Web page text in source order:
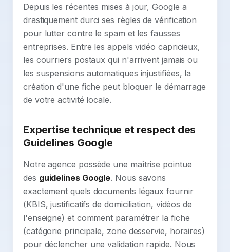
Depuis les récentes mises à jour, Google a
drastiquement durci ses règles de vérification
pour lutter contre le spam et les fausses
entreprises. Entre les appels vidéo capricieux,
les courriers postaux qui n'arrivent jamais ou
les suspensions automatiques injustifiées, la
création d'une fiche peut bloquer le démarrage
de votre activité locale.
Expertise technique et respect des
Guidelines Google
Notre agence possède une maîtrise pointue
des guidelines Google. Nous savons
exactement quels documents légaux fournir
(KBIS, justificatifs de domiciliation, vidéos de
l'enseigne) et comment paramétrer la fiche
(catégorie principale, zone desservie, horaires)
pour déclencher une validation rapide. Nous